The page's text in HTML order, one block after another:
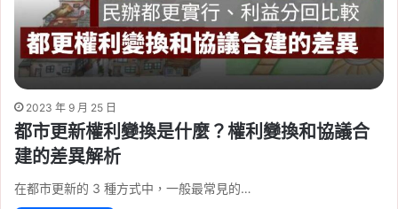
2023 年 9 月 25 日
都市更新權利變換是什麼？權利變換和協議合
建的差異解析
在都市更新的 3 種方式中，一般最常見的…